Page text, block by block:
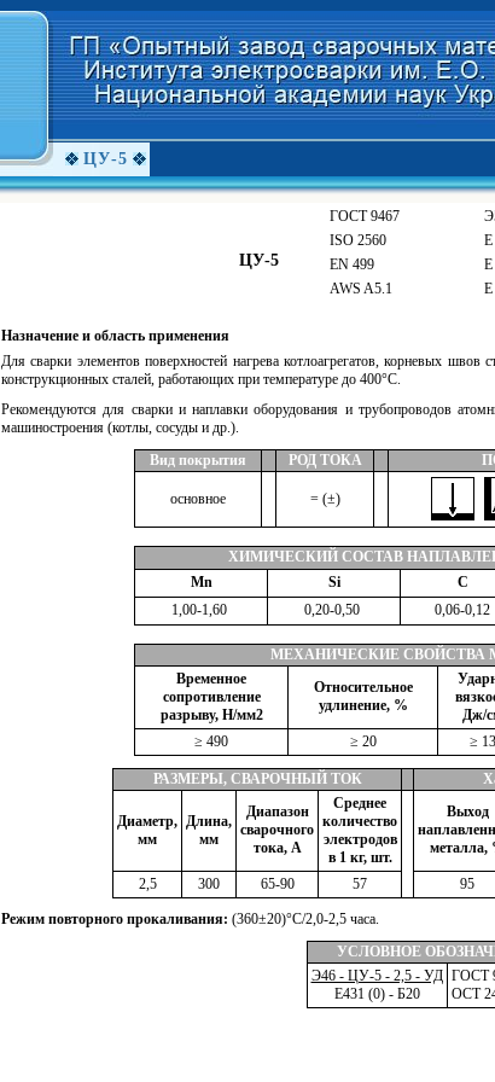
ЦУ-5
ЦУ-5
ГОСТ 9467
ІSО 2560
Е
EN 499
Е
AWS A5.1
Е
Назначение и область применения
Для сварки элементов поверхностей нагрева котлоагрегатов, корневых швов
конструкционных сталей, работающих при температуре до 400°С.
Рекомендуются для сварки и наплавки оборудования и трубопроводов
машиностроения (котлы, сосуды и др.).
Вид покрытия
РОД ТОКА
основное = (±)
ХИМИЧЕСКИЙ СОСТАВ
Мn
Si С
1,00-1,60
0,20-0,50 0,06-0,12
МЕХАНИЧЕСКИЕ СВОЙСТВА
Временное
сопротивление
разрыву, Н/мм2
Относительное
удлинение, %
Дж/
≥ 490 ≥ 20 ≥
РАЗМЕРЫ, СВАРОЧНЫЙ ТОК
Диаметр,
мм
Длина,
мм
Диапазон
сварочного
тока, А
Среднее
количество
электродов
в 1 кг, шт.
Выход
металла,
2,5 300 65-90 57 95
Режим повторного прокаливания: (360±20)°С/2,0-2,5 часа.
УСЛОВНОЕ
Э46 - ЦУ-5 - 2,5 - УД
Е431 (0) - Б20
ГОСТ
ОСТ